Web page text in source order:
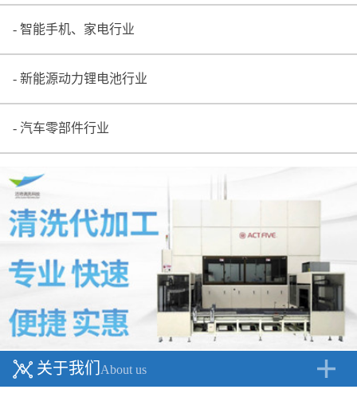
智能手机、家电行业
新能源动力锂电池行业
汽车零部件行业
关于我们 About us